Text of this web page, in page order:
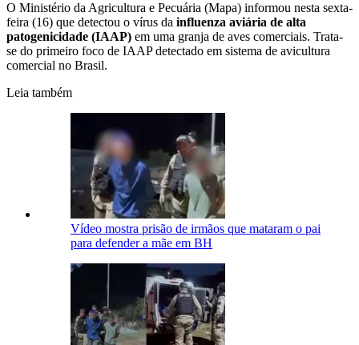
O Ministério da Agricultura e Pecuária (Mapa) informou nesta sexta-
feira (16) que detectou o vírus da influenza aviária de alta
patogenicidade (IAAP) em uma granja de aves comerciais. Trata-
se do primeiro foco de IAAP detectado em sistema de avicultura
comercial no Brasil.
Leia também
Vídeo mostra prisão de irmãos que mataram o pai
para defender a mãe em BH